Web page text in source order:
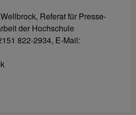
Referat für Presse-
der Hochschule
822-2934, E-Mail: